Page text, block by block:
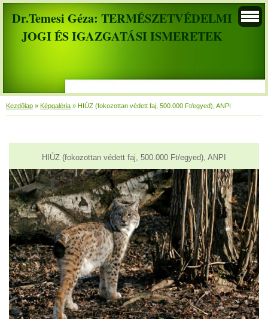
Dr.Temesi Géza: TERMÉSZETVÉDELMI
JOGI ÉS IGAZGATÁSI ISMERETEK
Kezdőlap » Képgaléria » HIÚZ (fokozottan védett faj, 500.000 Ft/egyed), ANPI
HIÚZ (fokozottan védett faj, 500.000 Ft/egyed), ANPI